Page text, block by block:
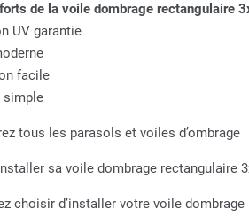
de la voile dombrage rectangulaire
UV garantie
facile
simple
tous les parasols et voiles d’ombrage
sa voile dombrage rectangulaire
choisir d’installer votre voile